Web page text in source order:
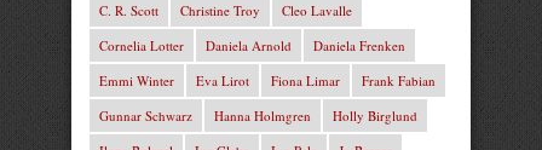
C. R. Scott
Christine Troy
Cleo Lavalle
Cornelia Lotter
Daniela Arnold
Daniela Frenken
Emmi Winter
Eva Lirot Fiona Limar
Frank Fabian
Gunnar Schwarz
Hanna Holmgren
Holly Birglund